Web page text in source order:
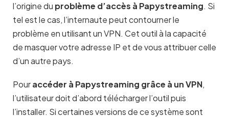
l’origine du problème d’accès à Papystreaming. Si
tel est le cas, l’internaute peut contourner le
problème en utilisant un VPN. Cet outil à la capacité
de masquer votre adresse IP et de vous attribuer celle
d’un autre pays.
Pouraccéder à Papystreaming grâce à un VPN,
l’utilisateur doit d’abord télécharger l’outil puis
l’installer. Si certaines versions de ce système sont